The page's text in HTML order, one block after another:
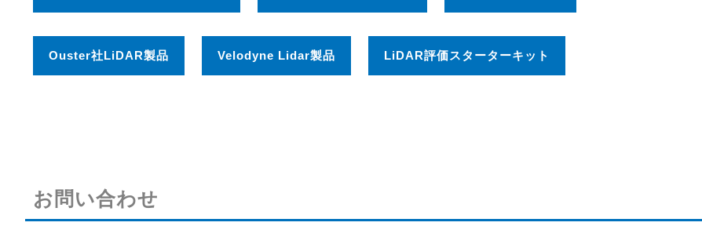
Ouster社LiDAR製品 Velodyne Lidar製品 LiDAR評価スターターキット
お問い合わせ